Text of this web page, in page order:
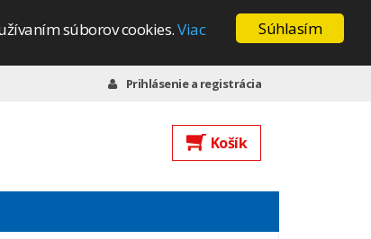
Súhlasím
súborov cookies.Viac
Prihlásenie a registrácia
Košík